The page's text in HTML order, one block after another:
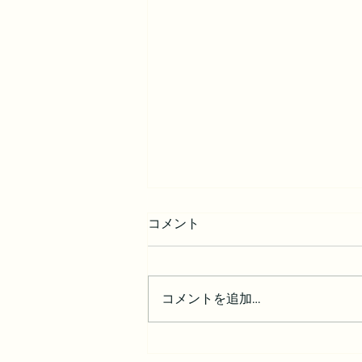
コメント
コメントを追加…